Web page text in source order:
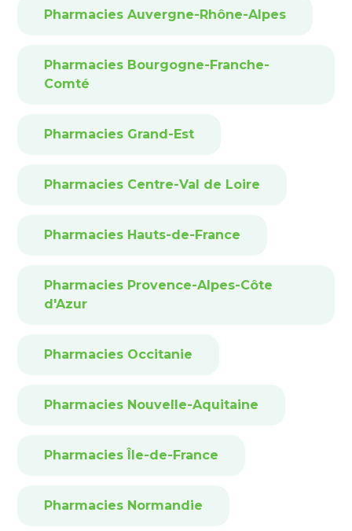
Pharmacies Auvergne-Rhône-Alpes
Pharmacies Bourgogne-Franche-
Comté
Pharmacies Grand-Est
Pharmacies Centre-Val de Loire
Pharmacies Hauts-de-France
Pharmacies Provence-Alpes-Côte
d'Azur
Pharmacies Occitanie
Pharmacies Nouvelle-Aquitaine
Pharmacies Île-de-France
Pharmacies Normandie